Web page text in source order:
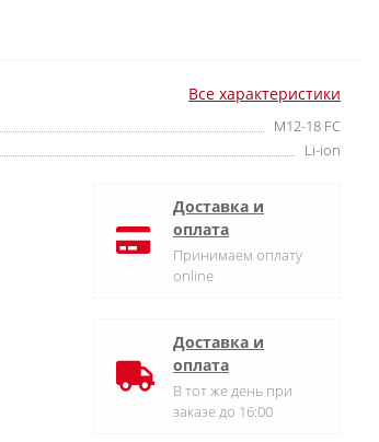
Все характеристики
M12-18 FC
Li-ion
Доставка и
оплата
Принимаем оплату
online
Доставка и
оплата
В тот же день при
заказе до 16:00